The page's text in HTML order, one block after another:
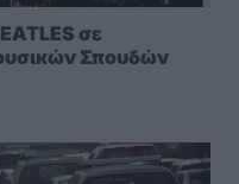
σε
Σπουδών